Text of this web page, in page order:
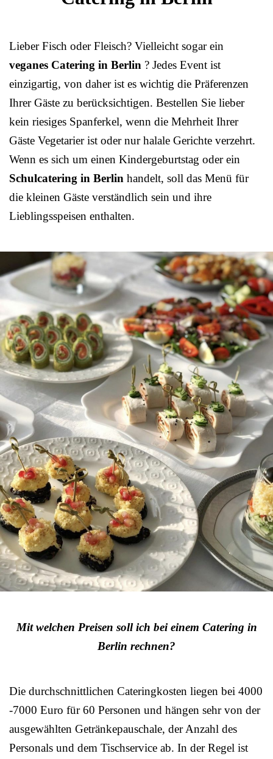
Lieber Fisch oder Fleisch? Vielleicht sogar ein
veganes Catering in Berlin ? Jedes Event ist
einzigartig, von daher ist es wichtig die Präferenzen
Ihrer Gäste zu berücksichtigen. Bestellen Sie lieber
kein riesiges Spanferkel, wenn die Mehrheit Ihrer
Gäste Vegetarier ist oder nur halale Gerichte verzehrt.
Wenn es sich um einen Kindergeburtstag oder ein
Schulcatering in Berlin handelt, soll das Menü für
die kleinen Gäste verständlich sein und ihre
Lieblingsspeisen enthalten.
Mit welchen Preisen soll ich bei einem Catering in
Berlin rechnen?
Die durchschnittlichen Cateringkosten liegen bei 4000
-7000 Euro für 60 Personen und hängen sehr von der
ausgewählten Getränkepauschale, der Anzahl des
Personals und dem Tischservice ab. In der Regel ist